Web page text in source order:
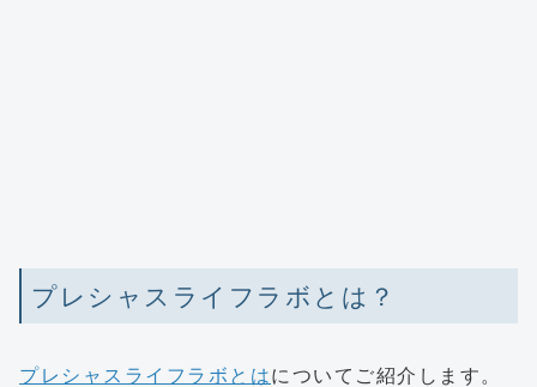
プレシャスライフラボとは？
プレシャスライフラボとはについてご紹介します。